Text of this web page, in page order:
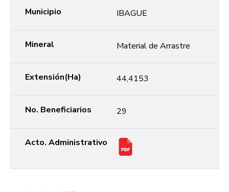
Municipio IBAGUE
Mineral Material de Arrastre
Extensión(Ha) 44,4153
No. Beneficiarios 29
Acto. Administrativo